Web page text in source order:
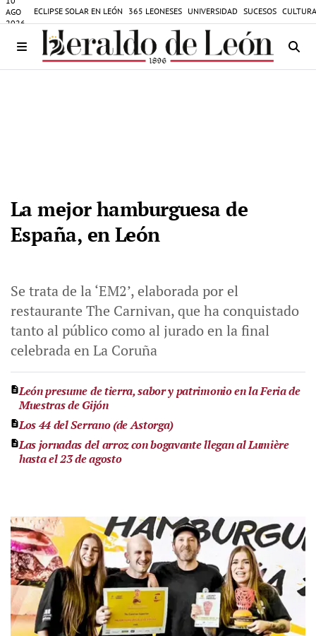
AGO
2026
ECLIPSE SOLAR EN LEÓN 365 LEONESES UNIVERSIDAD SUCESOS
La mejor hamburguesa de
España, en León
Se trata de la ‘EM2’, elaborada por el
restaurante The Carnivan, que ha conquistado
tanto al público como al jurado en la final
celebrada en La Coruña
León presume de tierra, sabor y patrimonio en la Feria de
Muestras de Gijón
Los 44 del Serrano (de Astorga)
Las jornadas del arroz con bogavante llegan al Lumière
hasta el 23 de agosto